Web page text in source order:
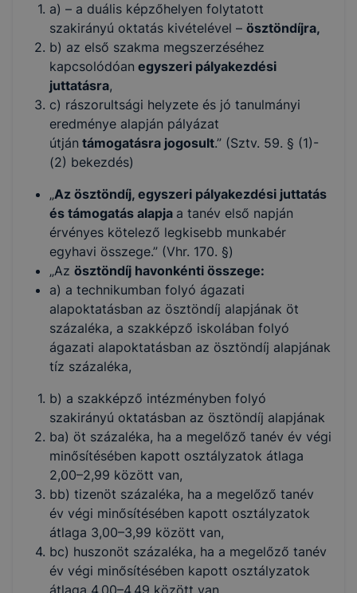
a) – a duális képzőhelyen folytatott
szakirányú oktatás kivételével – ösztöndíjra,
b) az első szakma megszerzéséhez
kapcsolódóan egyszeri pályakezdési
juttatásra,
c) rászorultsági helyzete és jó tanulmányi
eredménye alapján pályázat
útján támogatásra jogosult.” (Sztv. 59. § (1)-
(2) bekezdés)
„Az ösztöndíj, egyszeri pályakezdési juttatás
és támogatás alapja a tanév első napján
érvényes kötelező legkisebb munkabér
egyhavi összege.” (Vhr. 170. §)
„Az ösztöndíj havonkénti összege:
a) a technikumban folyó ágazati
alapoktatásban az ösztöndíj alapjának öt
százaléka, a szakképző iskolában folyó
ágazati alapoktatásban az ösztöndíj alapjának
tíz százaléka,
b) a szakképző intézményben folyó
szakirányú oktatásban az ösztöndíj alapjának
ba) öt százaléka, ha a megelőző tanév év végi
minősítésében kapott osztályzatok átlaga
2,00–2,99 között van,
bb) tizenöt százaléka, ha a megelőző tanév
év végi minősítésében kapott osztályzatok
átlaga 3,00–3,99 között van,
bc) huszonöt százaléka, ha a megelőző tanév
év végi minősítésében kapott osztályzatok